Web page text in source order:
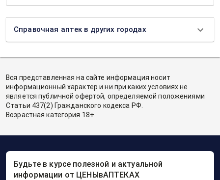
Справочная аптек в других городах
Вся представленная на сайте информация носит
информационный характер и ни при каких условиях не
является публичной офертой, определяемой положениями
Статьи 437(2) Гражданского кодекса РФ.
Возрастная категория 18+.
Будьте в курсе полезной и актуальной
информации от ЦЕНЫвАПТЕКАХ